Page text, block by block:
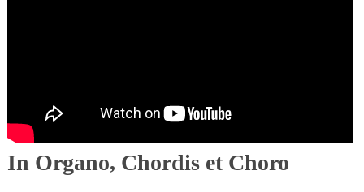
In Organo, Chordis et Choro